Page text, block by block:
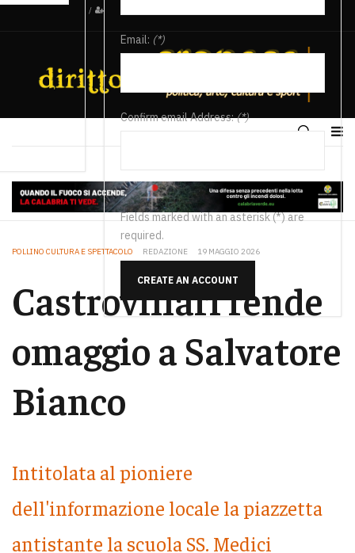
/
Email: (*)
Confirm email Address:(*)
Fields marked with an asterisk (*) are
required.
CREATE AN ACCOUNT
POLLINO CULTURA E SPETTACOLO REDAZIONE 19 MAGGIO 2026
Castrovillari rende
omaggio a Salvatore
Bianco
Intitolata al pioniere
dell'informazione locale la piazzetta
antistante la scuola SS. Medici